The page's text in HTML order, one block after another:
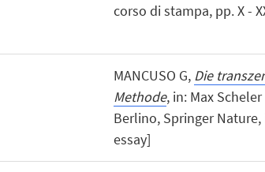
corso di stampa, pp. X -
MANCUSO G, Die
Methode, in: Max
Berlino, Springer Nature,
essay]